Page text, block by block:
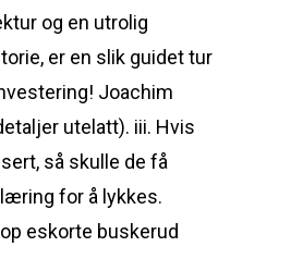
og en utrolig
er en slik guidet tur
Joachim
utelatt). iii. Hvis
så skulle de få
for å lykkes.